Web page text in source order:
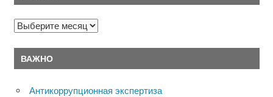
Архивы
ВАЖНО
Антикоррупционная экспертиза